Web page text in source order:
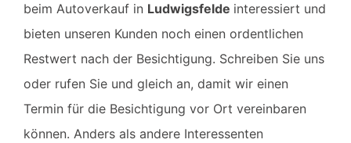
beim Autoverkauf in Ludwigsfelde interessiert und
bieten unseren Kunden noch einen ordentlichen
Restwert nach der Besichtigung. Schreiben Sie uns
oder rufen Sie und gleich an, damit wir einen
Termin für die Besichtigung vor Ort vereinbaren
können. Anders als andere Interessenten